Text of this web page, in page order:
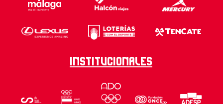
Institucionales